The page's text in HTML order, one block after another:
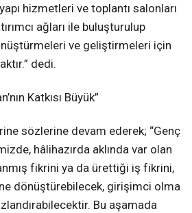
hizmetleri ve toplantı salonları
ağları ile buluşturulup
ve geliştirmeleri için
dedi.
Katkısı Büyük”
sözlerine devam ederek; “Genç
hâlihazırda aklında var olan
fikrini ya da ürettiği iş fikrini,
dönüştürebilecek, girişimci olma
Bu aşamada